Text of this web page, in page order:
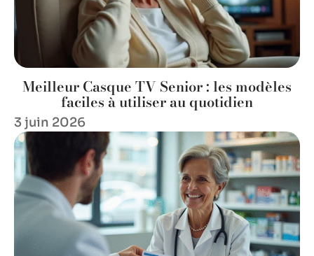
Meilleur Casque TV Senior : les modèles
faciles à utiliser au quotidien
3 juin 2026